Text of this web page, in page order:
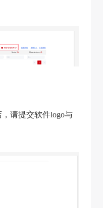
请提交软件logo与